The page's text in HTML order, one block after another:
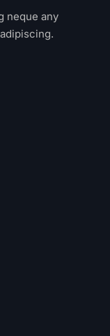
neque any